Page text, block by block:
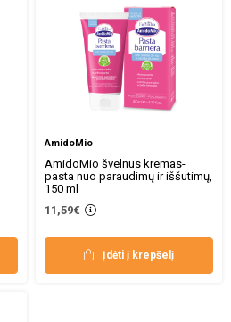
AmidoMio
AmidoMio švelnus kremas-
pasta nuo paraudimų ir iššutimų,
150 ml
11,59€
Įdėti į krepšelį